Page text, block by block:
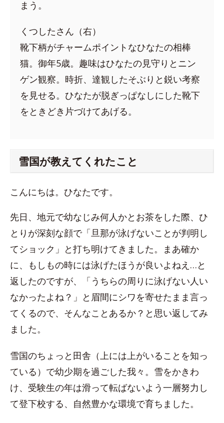
まう。
くつしたさん（右）
靴下柄がチャームポイントなひなたの相棒
猫。御年5歳。趣味はひなたの見守りとニン
ゲン観察。時折、達観したそぶりと鋭い考察
を見せる。ひなたが脱ぎっぱなしにした靴下
をときどき片づけてあげる。
雪国が教えてくれたこと
こんにちは。ひなたです。
先日、地元で幼なじみ何人かとお茶をした際、ひ
とりが深刻な顔で「旦那が泳げないことが判明し
てショック」と打ち明けてきました。まあ確か
に、もしもの時には泳げたほうが良いよねえ…と
返したのですが、「うちらの周りに泳げない人い
なかったよね？」と眉間にシワを寄せたまま言っ
てくるので、そんなことあるか？と思い返してみ
ました。
雪国のちょっと田舎（上には上がいることを知っ
ている）で幼少期を過ごした我々。雪をかきわ
け、受験生の年は滑って転ばないよう一層努力し
て登下校する、自然豊かな環境で育ちました。